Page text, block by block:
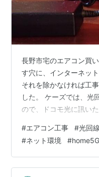
長野市宅のエアコン買
す穴に、インターネッ
それを除かなければ工
した。 ケーズでは、光
ので、ドコモ光に訊い
科店へ。 （入れ替え前
コンのダクトを通して
内に引き込んでいます
用の穴を開けるのが普
#エアコン工事 #光回線
#ネット環境 #home5G